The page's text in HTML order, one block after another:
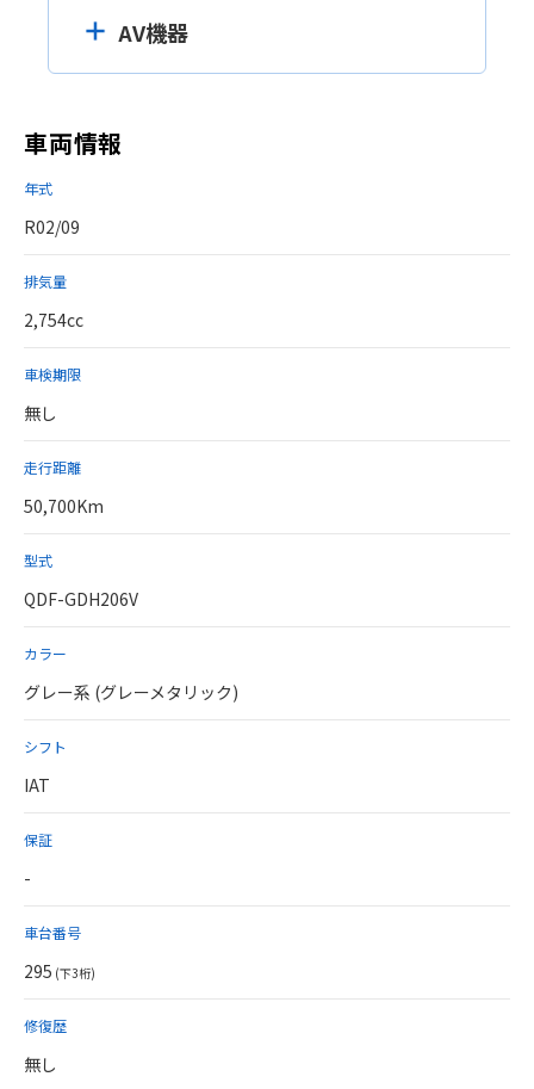
AV機器
車両情報
年式
R02/09
排気量
2,754cc
車検期限
無し
走行距離
50,700Km
型式
QDF-GDH206V
カラー
グレー系 (グレーメタリック)
シフト
IAT
保証
-
車台番号
295 (下3桁)
修復歴
無し